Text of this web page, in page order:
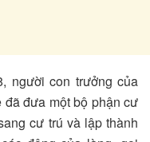
người con trưởng của
đưa một bộ phận cư
cư trú và lập thành